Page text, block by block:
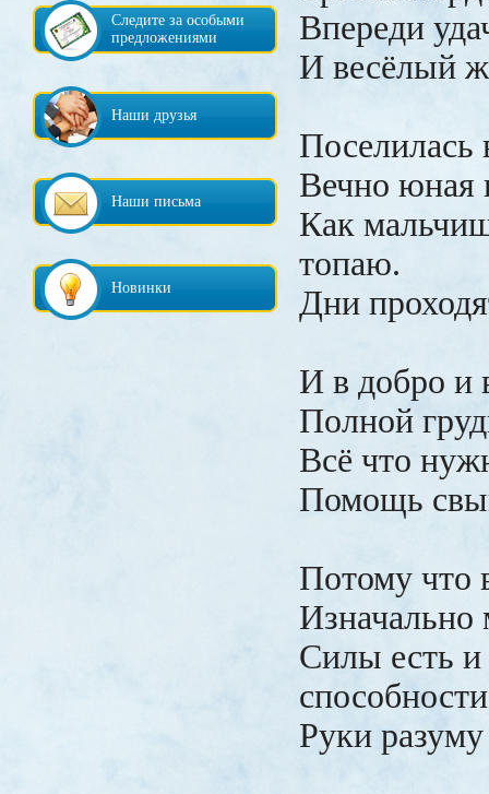
Следите за особыми
предложениями
Наши друзья
Наши письма
Новинки
Впереди
И весёлый
Поселилась
Вечно юная
Как
топаю.
Дни
И в добро и
Полной
Всё что
Помощь
Потому что
Силы есть и
Руки